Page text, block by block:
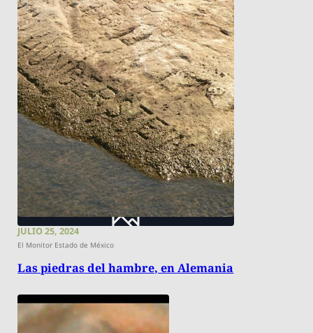
JULIO 25, 2024
El Monitor Estado de México
Las piedras del hambre, en Alemania